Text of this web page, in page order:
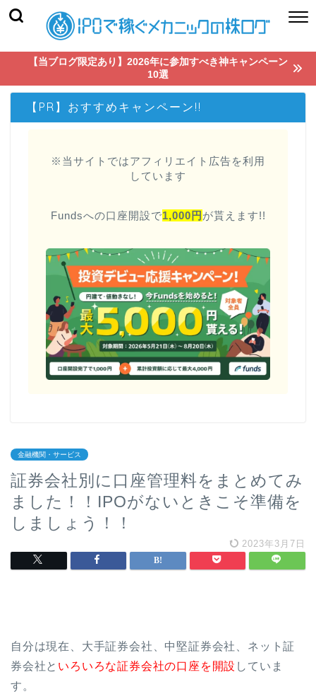
【当ブログ限定あり】2026年に参加すべき神キャンペーン
10選
【PR】おすすめキャンペーン!!
※当サイトではアフィリエイト広告を利用
しています
Fundsへの口座開設で1,000円 が貰えます!!
金融機関・サービス
証券会社別に口座管理料をまとめてみ
ました！！IPOがないときこそ準備を
しましょう！！
2023年3月7日
自分は現在、大手証券会社、中堅証券会社、ネット証
券会社と いろいろな証券会社の口座を開設 していま
す。